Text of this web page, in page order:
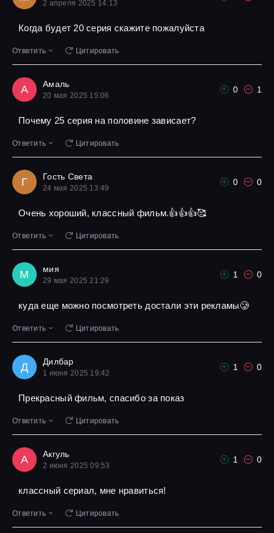
2 апреля 2025 14:13
Когда будет 20 серия скажите пожалуйста
Ответить Цитировать
А Амаль
20 мая 2025 15:06
0 1
Почему 25 серия на половине зависает?
Ответить Цитировать
Г Гость Света
24 мая 2025 13:49
0 0
Очень хороший, классный фильм.👍👍👍🥰
Ответить Цитировать
М мия
29 мая 2025 21:29
1 0
куда еще можно посмотреть достали эти рекламы🥲
Ответить Цитировать
Д Дилбар
1 июня 2025 19:42
1 0
Прекрасный фильм, спасибо за показ
Ответить Цитировать
А Акгуль
2 июня 2025 09:53
1 0
классный сериал, мне нравиться!
Ответить Цитировать